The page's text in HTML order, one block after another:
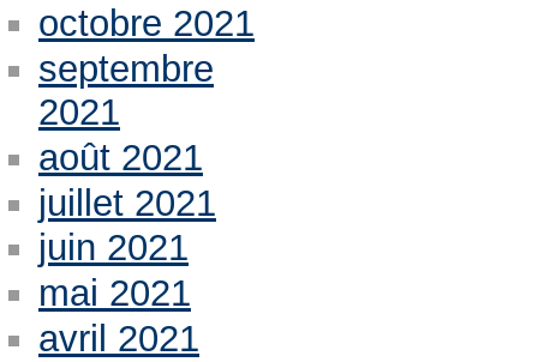
octobre 2021
septembre
2021
août 2021
juillet 2021
juin 2021
mai 2021
avril 2021